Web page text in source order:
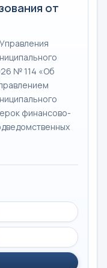
от
№ 114 «Об
финансово-